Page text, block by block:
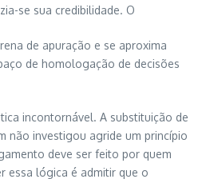
se sua credibilidade. O
de apuração e se aproxima
de homologação de decisões
incontornável. A substituição de
não investigou agride um princípio
deve ser feito por quem
essa lógica é admitir que o